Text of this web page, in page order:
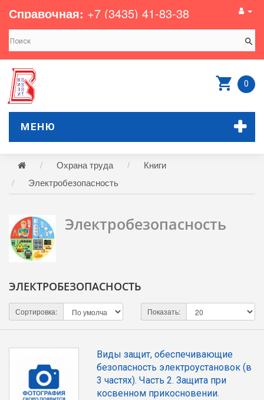
Справочная: +7 (3435) 41-83-38
0
МЕНЮ
Охрана труда
Книги
Электробезопасность
Электробезопасность
ЭЛЕКТРОБЕЗОПАСНОСТЬ
Сортировка: Показать:
Виды защит, обеспечивающие
безопасность электроустановок (в
3 частях). Часть 2. Защита при
косвенном прикосновении.